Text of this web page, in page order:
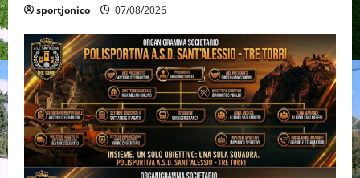
sportjonico 07/08/2026